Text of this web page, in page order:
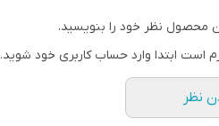
محصول نظر خود را بنویسید.
است ابتدا وارد حساب کاربری خود شوید.
نظر